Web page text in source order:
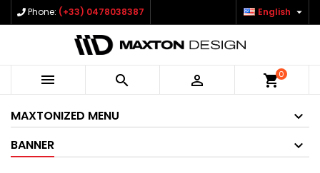
Phone: (+33) 0478038387 English 
   shopping_cart0
MAXTONIZED MENU
BANNER